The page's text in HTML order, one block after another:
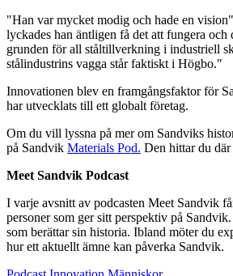
"Han var mycket modig och hade en
lyckades han äntligen få det att fungera och
grunden för all ståltillverkning i industriell
stålindustrins vagga står faktiskt i Högbo."
Innovationen blev en framgångsfaktor för
har utvecklats till ett globalt företag.
Om du vill lyssna på mer om Sandviks
på Sandvik Materials Pod. Den hittar du
Meet Sandvik Podcast
I varje avsnitt av podcasten Meet Sandvik
personer som ger sitt perspektiv på
som berättar sin historia. Ibland möter du
hur ett aktuellt ämne kan påverka Sandvik.